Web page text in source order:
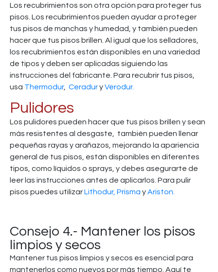
Los recubrimientos son otra opción para proteger tus
pisos. Los recubrimientos pueden ayudar a proteger
tus pisos de manchas y humedad, y también pueden
hacer que tus pisos brillen. Al igual que los selladores,
los recubrimientos están disponibles en una variedad
de tipos y deben ser aplicadas siguiendo las
instrucciones del fabricante. Para recubrir tus pisos,
usa Thermodur, CeraduryVerodur.
Pulidores
Los pulidores pueden hacer que tus pisos brillen y sean
más resistentes al desgaste, también pueden llenar
pequeñas rayas y arañazos, mejorando la apariencia
general de tus pisos, están disponibles en diferentes
tipos, como líquidos o sprays, y debes asegurarte de
leer las instrucciones antes de aplicarlos. Para pulir
pisos puedes utilizarLithodur, Prisma yAriston.
Consejo 4.- Mantener los pisos
limpios y secos
Mantener tus pisos limpios y secos es esencial para
mantenerlos como nuevos por más tiempo. Aquí te